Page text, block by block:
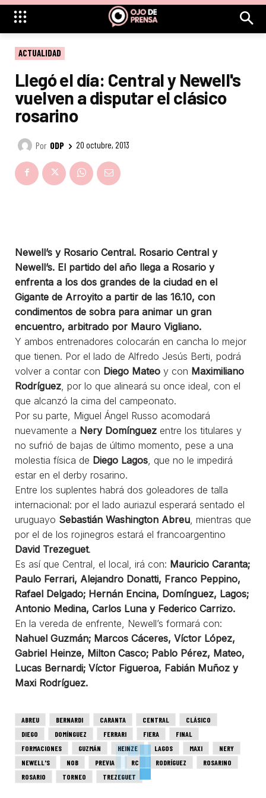
ACTUALIDAD
Llegó el día: Central y Newell's
vuelven a disputar el clásico
rosarino
Por ODP 20 octubre, 2013
Newell’s y Rosario Central. Rosario Central y
Newell’s. El partido del año llega a Rosario y
enfrenta a los dos grandes de la ciudad en el
Gigante de Arroyito a partir de las 16.10, con
condimentos de sobra para animar un gran
encuentro, arbitrado por Mauro Vigliano.
Y ambos entrenadores colocarán en cancha lo mejor
que tienen. Por el lado de Alfredo Jesús Berti, podrá
volver a contar con Diego Mateo y con Maximiliano
Rodríguez , por lo que alineará su once ideal, con el
que alcanzó la cima del campeonato.
Por su parte, Miguel Ángel Russo acomodará
nuevamente a Nery Domínguez entre los titulares y
no sufrió de bajas de último momento, pese a una
molestia física de Diego Lagos , que no le impedirá
estar en el derby rosarino.
Entre los suplentes habrá dos goleadores de talla
internacional: por el lado auriazul esperará sentado el
uruguayo Sebastián Washington Abreu , mientras que
por el de los rojinegros estará el francoargentino
David Trezeguet.
Es así que Central, el local, irá con: Mauricio Caranta;
Paulo Ferrari, Alejandro Donatti, Franco Peppino,
Rafael Delgado; Hernán Encina, Domínguez, Lagos;
Antonio Medina, Carlos Luna y Federico Carrizo.
En la vereda de enfrente, Newell’s formará con:
Nahuel Guzmán; Marcos Cáceres, Víctor López,
Gabriel Heinze, Milton Casco; Pablo Pérez, Mateo,
Lucas Bernardi; Víctor Figueroa, Fabián Muñoz y
Maxi Rodríguez.
ABREU BERNARDI CARANTA CENTRAL
CLÁSICO
DIEGO
DOMÍNGUEZ FERRARI FIERA
FINAL
FORMACIONES
GUZMÁN HEINZE LAGOS MAXI
NERY
NEWELL'S
NOB PREVIA RC RODRÍGUEZ
ROSARINO
ROSARIO
TORNEO TREZEGUET